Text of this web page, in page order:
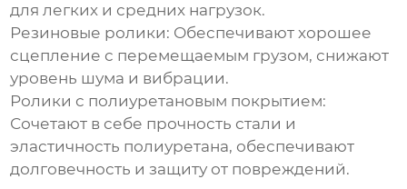
для легких и средних нагрузок.
Резиновые ролики: Обеспечивают хорошее
сцепление с перемещаемым грузом, снижают
уровень шума и вибрации.
Ролики с полиуретановым покрытием:
Сочетают в себе прочность стали и
эластичность полиуретана, обеспечивают
долговечность и защиту от повреждений.